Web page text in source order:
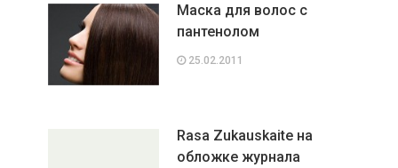
Маска для волос с
пантенолом
25.02.2011
Rasa Zukauskaite на
обложке журнала